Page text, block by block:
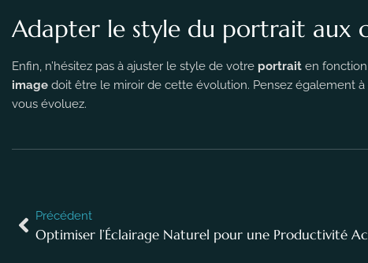
Adapter le style du portrait aux
Enfin, n’hésitez pas à ajuster le style de votre portrait en
image doit être le miroir de cette évolution. Pensez également
vous évoluez.
Précédent